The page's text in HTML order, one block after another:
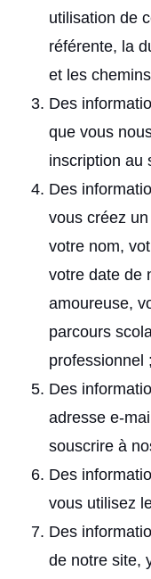
utilisation de
référente, la
et les
Des
que vous
inscription au
Des
vous créez
votre nom,
votre date de
amoureuse,
parcours
professionnel ;
Des
adresse e-
souscrire à
Des
vous utilisez
Des
de notre site,